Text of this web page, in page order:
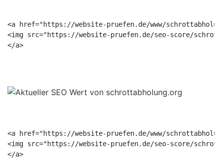
<a href="https://website-pruefen.de/www/
<img src="https://website-pruefen.de/seo-score/
<a href="https://website-pruefen.de/www/
<img src="https://website-pruefen.de/seo-score/